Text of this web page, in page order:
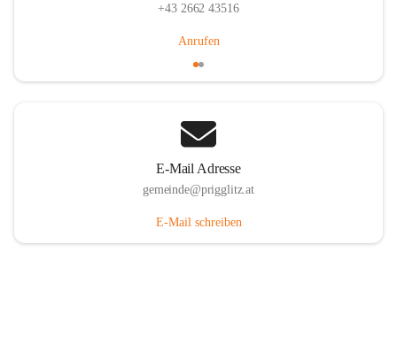
+43 2662 43516
Anrufen
E-Mail Adresse
gemeinde@prigglitz.at
E-Mail schreiben